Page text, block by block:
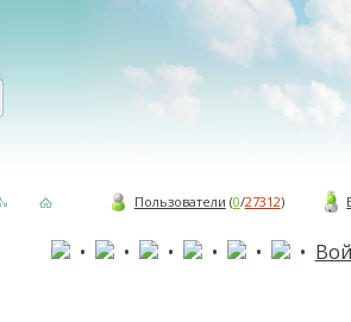
Пользователи (0/27312)
• • • • • •